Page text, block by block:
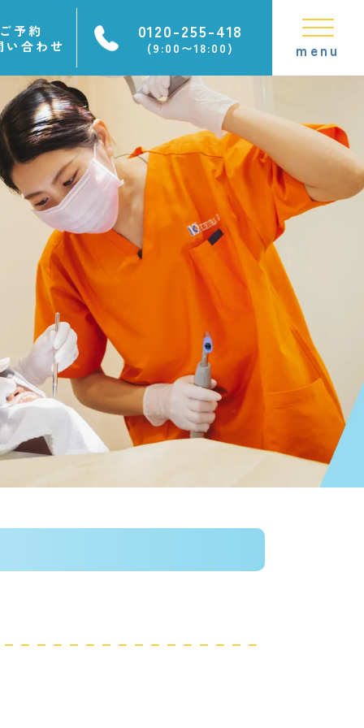
ご予約
い合わせ
0120-255-418
(9:00〜18:00) menu